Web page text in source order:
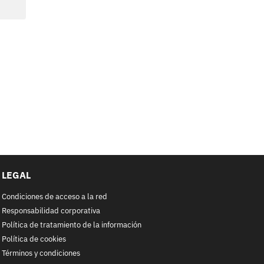
LEGAL
Condiciones de acceso a la red
Responsabilidad corporativa
Política de tratamiento de la información
Política de cookies
Términos y condiciones